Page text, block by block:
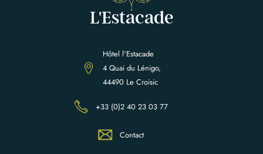
L'Estacade
Hôtel l'Estacade
4 Quai du Lénigo,
44490 Le Croisic
+33 (0)2 40 23 03 77
Contact